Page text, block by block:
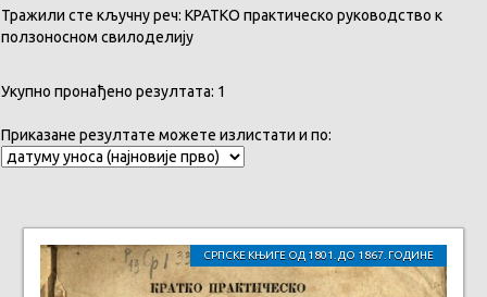
Тражили сте кључну реч: КРАТКО практическо руководство к
ползоносном свилодeлију
Укупно пронађено резултата: 1
Приказане резултате можете излистати и по:
СРПСКЕ КЊИГЕ ОД 1801. ДО 1867. ГОДИНЕ